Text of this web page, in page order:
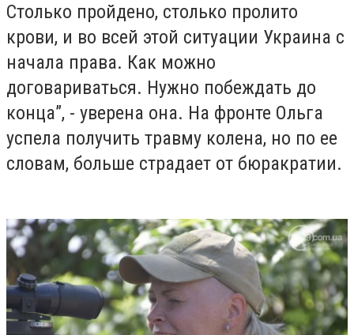
Столько пройдено, столько пролито
крови, и во всей этой ситуации Украина с
начала права. Как можно
договариваться. Нужно побеждать до
конца”, - уверена она. На фронте Ольга
успела получить травму колена, но по ее
словам, больше страдает от бюракратии.